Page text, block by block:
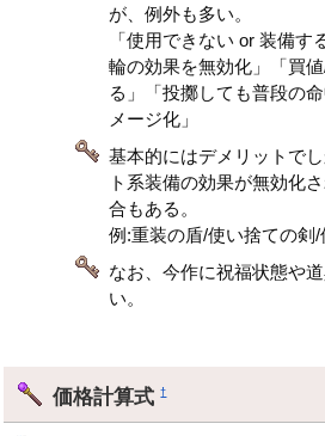
が、例外も多い。
「使用できない or 装備
輪の効果を無効化」「買
る」「投擲しても普段の
メージ化」
基本的にはデメリットで
ト系装備の効果が無効化
合もある。
例:重装の盾/使い捨ての剣
なお、今作に祝福状態や
い。
価格計算式†